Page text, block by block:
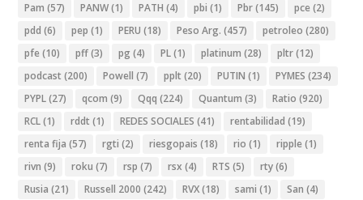
Pam (57) PANW(1) PATH (4) pbi (1) Pbr(145) pce (2)
pdd (6) pep (1) PERU (18) Peso Arg. (457) petroleo (280)
pfe (10) pff(3) pg (4) PL(1) platinum (28) pltr(12)
podcast (200) Powell (7) pplt (20) PUTIN (1) PYMES (234)
PYPL(27) qcom (9) Qqq (224) Quantum (3) Ratio (920)
RCL(1) rddt (1) REDES SOCIALES (41) rentabilidad (19)
renta fija (57) rgti (2) riesgopais (18) rio (1) ripple (1)
rivn (9) roku (7) rsp (7) rsx (4) RTS (5) rty(6)
Rusia (21) Russell 2000 (242) RVX(18) sami (1) San (4)